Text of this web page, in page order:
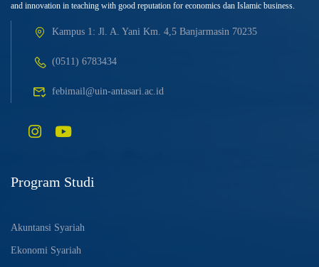
and innovation in teaching with good reputation for economics dan Islamic business.
Kampus 1: Jl. A. Yani Km. 4,5 Banjarmasin 70235
(0511) 6783434
febimail@uin-antasari.ac.id
Program Studi
Akuntansi Syariah
Ekonomi Syariah